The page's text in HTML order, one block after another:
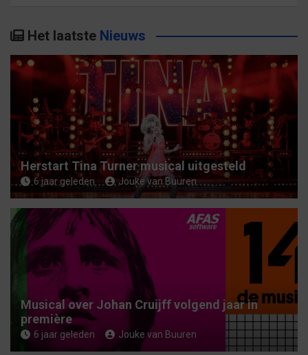
e
n
Het laatste Nieuws
Herstart Tina Turner musical uitgesteld
6 jaar geleden Jouke van Buuren
Musical over Johan Cruijff volgend jaar in
première
6 jaar geleden Jouke van Buuren